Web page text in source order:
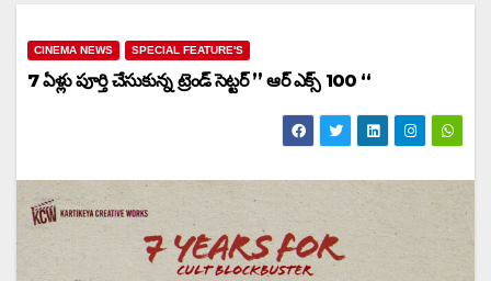
CINEMA NEWS SPECIAL FEATURE'S
7 ఏళ్లు పూర్తి చేసుకున్న ట్రెండ్ సెట్టర్ ” ఆర్ ఎక్స్ 100 “